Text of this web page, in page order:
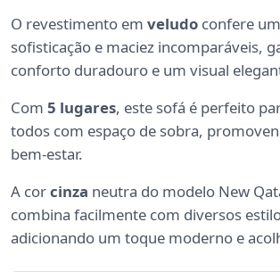
O revestimento em veludo confere
sofisticação e maciez incomparáveis,
conforto duradouro e um visual
Com 5 lugares, este sofá é perfeito
todos com espaço de sobra,
bem-estar.
A corcinza neutra do modelo New
combina facilmente com diversos
adicionando um toque moderno e